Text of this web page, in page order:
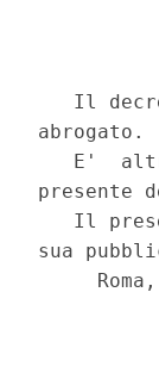
Il
abrogato.
E'
presente
Il
sua